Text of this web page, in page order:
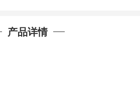
产品详情